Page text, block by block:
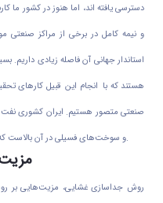
دسترسی یافته اند، اما هنوز در کشور
و نیمه کامل در برخی از مراکز صنعتی
استاندار جهانی آن فاصله زیادی داریم.
هستند که با انجام این قبیل کارهای
صنعتی متصور هستیم. ایران کشوری
و سوخت‌های فسیلی در آن بالاست که می توانیم آلاینده‌ مهمی برای محیط زیست باشیم.
روش جداسازی غشایی، مزیت‌هایی بر